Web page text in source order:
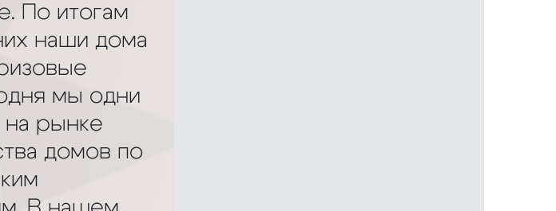
По итогам
наши дома
мы одни
на рынке
домов по